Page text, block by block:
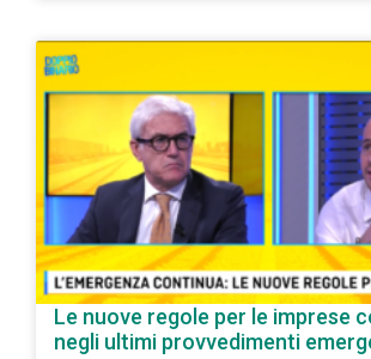
Le nuove regole per le imprese
negli ultimi provvedimenti